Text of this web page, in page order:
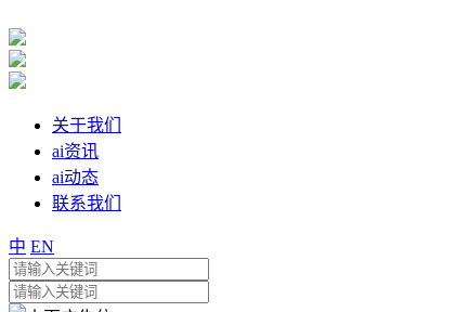
关于我们
ai资讯
ai动态
联系我们
中 EN